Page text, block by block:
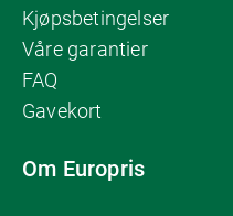
Kjøpsbetingelser
Våre garantier
FAQ
Gavekort
Om Europris